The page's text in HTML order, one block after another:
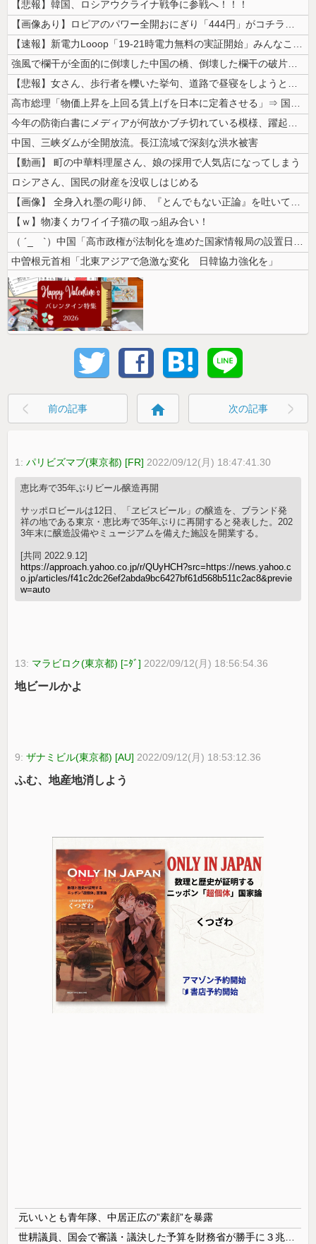
【悲報】韓国、ロシアウクライナ戦争に参戦へ！！！
【画像あり】ロピアのパワー全開おにぎり「444円」がコチラｗｗｗｗｗ
【速報】新電力Looop「19-21時電力無料の実証開始」みんなこれに...
強風で欄干が全面的に倒壊した中国の橋、倒壊した欄干の破片を調べると凄ま...
【悲報】女さん、歩行者を轢いた挙句、道路で昼寝をしようとしてしまう
高市総理「物価上昇を上回る賃上げを日本に定着させる」⇒ 国家公務員月...
今年の防衛白書にメディアが何故かブチ切れている模様、躍起になって批判す...
中国、三峡ダムが全開放流。長江流域で深刻な洪水被害
【動画】 町の中華料理屋さん、娘の採用で人気店になってしまう
ロシアさん、国民の財産を没収しはじめる
【画像】 全身入れ墨の彫り師、『とんでもない正論』を吐いて30万再生さ...
【ｗ】物凄くカワイイ子猫の取っ組み合い！
（ ´_ゝ`）中国「高市政権が法制化を進めた国家情報局の設置日が7月3...
中曽根元首相「北東アジアで急激な変化 日韓協力強化を」
前の記事 home 次の記事
1:パリビズマブ(東京都) [FR] 2022/09/12(月) 18:47:41.30
恵比寿で35年ぶりビール醸造再開
サッポロビールは12日、「ヱビスビール」の醸造を、ブランド発
祥の地である東京・恵比寿で35年ぶりに再開すると発表した。202
3年末に醸造設備やミュージアムを備えた施設を開業する。
[共同 2022.9.12]
https://approach.yahoo.co.jp/r/QUyHCH?src=https://news.yahoo.c
o.jp/articles/f41c2dc26ef2abda9bc6427bf61d568b511c2ac8&previe
w=auto
13: マラビロク(東京都) [ﾆﾀﾞ] 2022/09/12(月) 18:56:54.36
地ビールかよ
9:ザナミビル(東京都) [AU] 2022/09/12(月) 18:53:12.36
ふむ、地産地消しよう
元いいとも青年隊、中居正広の”素顔”を暴露